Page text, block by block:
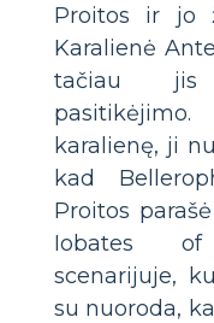
Proitos ir jo
Karalienė
tačiau jis
karalienę, ji
kad
Proitos
Iobates of
scenarijuje,
su nuoroda,